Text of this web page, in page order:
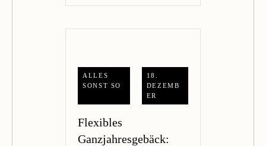
18.
DEZEMB
ER
ALLES
SONST SO
Flexibles
Ganzjahresgebäck: